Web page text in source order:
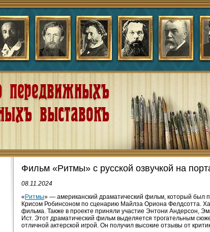
Фильм «Ритмы» с русской озвучкой на
08.11.2024
« Ритмы» — американский драматический фильм, который был
Крисом Робинсоном по сценарию Майлза Ориона Фелдсотта.
фильма. Также в проекте приняли участие Энтони Андерсон,
Ист. Этот драматический фильм выделяется трогательным
отличной актерской игрой. Он получил высокие отзывы от